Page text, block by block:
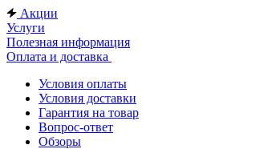
Акции
Услуги
Полезная информация
Оплата и доставка
Условия оплаты
Условия доставки
Гарантия на товар
Вопрос-ответ
Обзоры